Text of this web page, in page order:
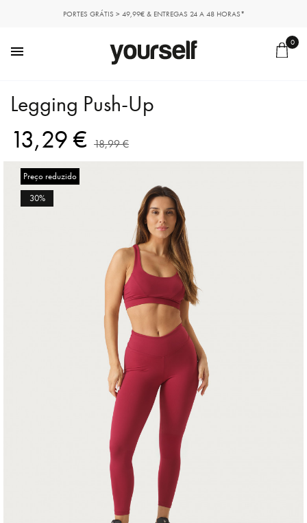
PORTES GRÁTIS > 49,99€ & ENTREGAS 24 A 48 HORAS*

0
Legging Push-Up
13,29 € 18,99 €
Preço reduzido
30%